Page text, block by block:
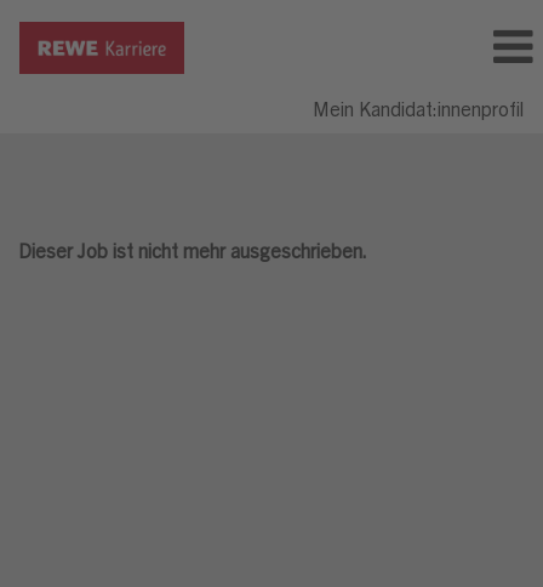
Mein Kandidat:innenprofil
Dieser Job ist nicht mehr ausgeschrieben.